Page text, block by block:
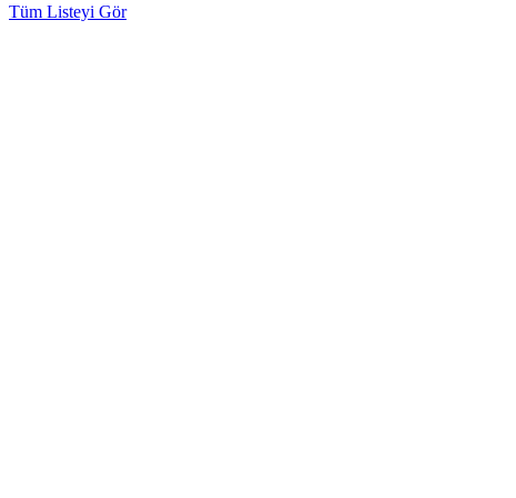
Tüm Listeyi Gör